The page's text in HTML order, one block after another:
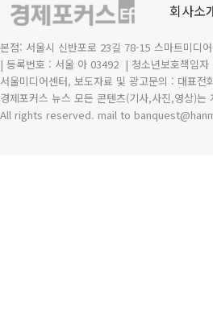
회사소
본점: 서울시 신반포로 23길 78-15 스마트미디
| 등록번호 : 서울 아 03492 | 청소년보호책임
서울미디어센터, 보도자료 및 광고문의 : 대표
경제포커스 뉴스 모든 콘텐츠(기사,사진,영상)
All rights reserved. mail to banquest@